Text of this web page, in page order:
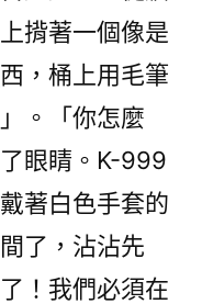
揹著一個像是
西，桶上用毛筆
。「你怎麼
眼睛。K-999
著白色手套的
了，沾沾先
！我們必須在